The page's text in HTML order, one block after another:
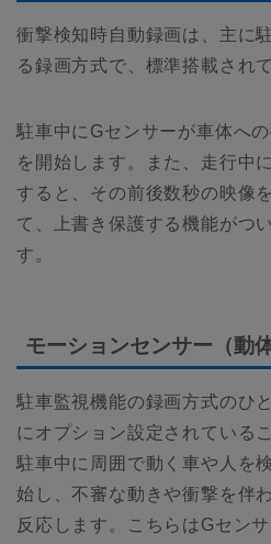
衝撃検知時自動録画は、主に
る録画方式で、標準搭載され
駐車中にGセンサーが車体へ
を開始します。また、走行中
すると、その前後数秒の映像
て、上書き保護する機能がつ
す。
モーションセンサー（動
駐車監視機能の録画方式のひ
にオプション設定されている
駐車中に周囲で動く車や人を
始し、不審な動きや衝撃を伴
反応します。こちらはGセン